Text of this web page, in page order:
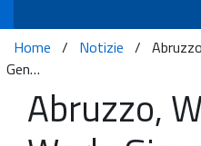
Home / Notizie /
Gen…
Abruzzo,